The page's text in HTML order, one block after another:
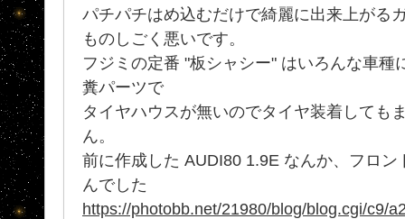
パチパチはめ込むだけで綺麗に出来上がる
ものしごく悪いです。
フジミの定番 "板シャシー" はいろんな車種
糞パーツで
タイヤハウスが無いのでタイヤ装着しても
ん。
前に作成した AUDI80 1.9E なんか、フロ
んでした
https://photobb.net/21980/blog/blog.cgi/c9/